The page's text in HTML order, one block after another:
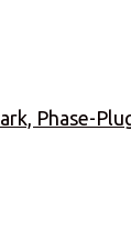
Phase-